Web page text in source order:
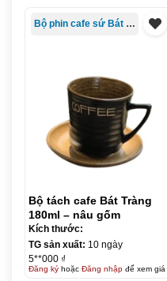
Bộ phin cafe sứ Bát Tràng
Bộ tách cafe Bát Tràng
180ml – nâu gốm
Kích thước:
TG sản xuất: 10 ngày
5**000 ₫
Đăng kýhoặc Đăng nhậpđể xem giá